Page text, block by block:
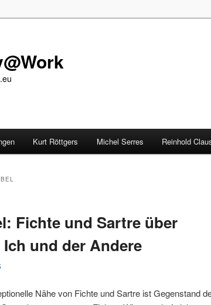
Kurt Röttgers Michel Serres Reinhold
Fichte und Sartre über
Ich und der Andere
Nähe von Fichte und Sartre ist Gegenstand